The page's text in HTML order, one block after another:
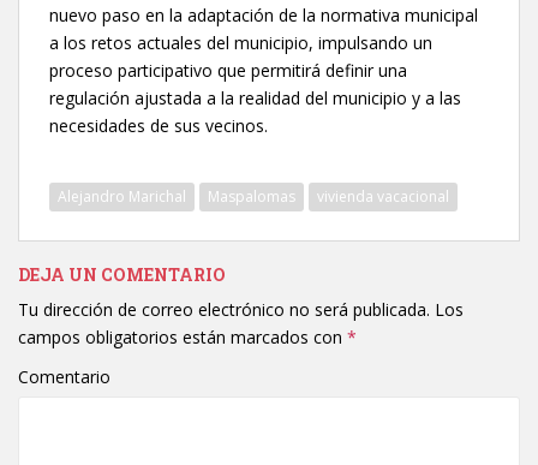
nuevo paso en la adaptación de la normativa municipal
a los retos actuales del municipio, impulsando un
proceso participativo que permitirá definir una
regulación ajustada a la realidad del municipio y a las
necesidades de sus vecinos.
Alejandro Marichal Maspalomas vivienda vacacional
DEJA UN COMENTARIO
Tu dirección de correo electrónico no será publicada. Los
campos obligatorios están marcados con *
Comentario